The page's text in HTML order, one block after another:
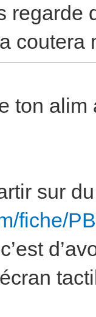
regarde
coutera
ton
sur
fiche/